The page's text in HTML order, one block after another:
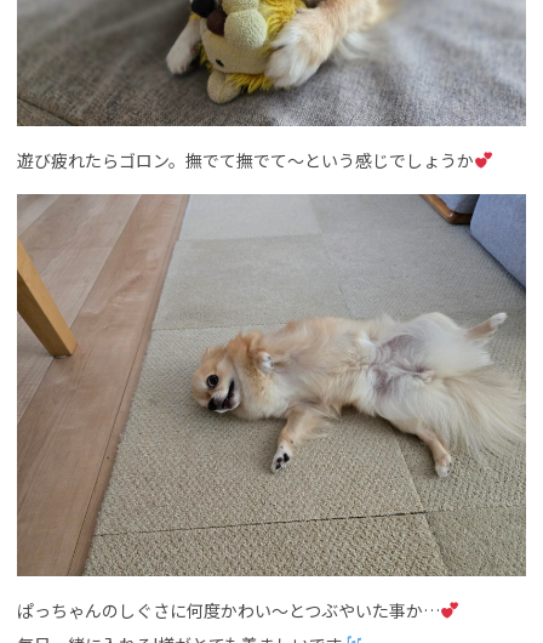
遊び疲れたらゴロン。撫でて撫でて～という感じでしょうか
ぱっちゃんのしぐさに何度かわい～とつぶやいた事か…